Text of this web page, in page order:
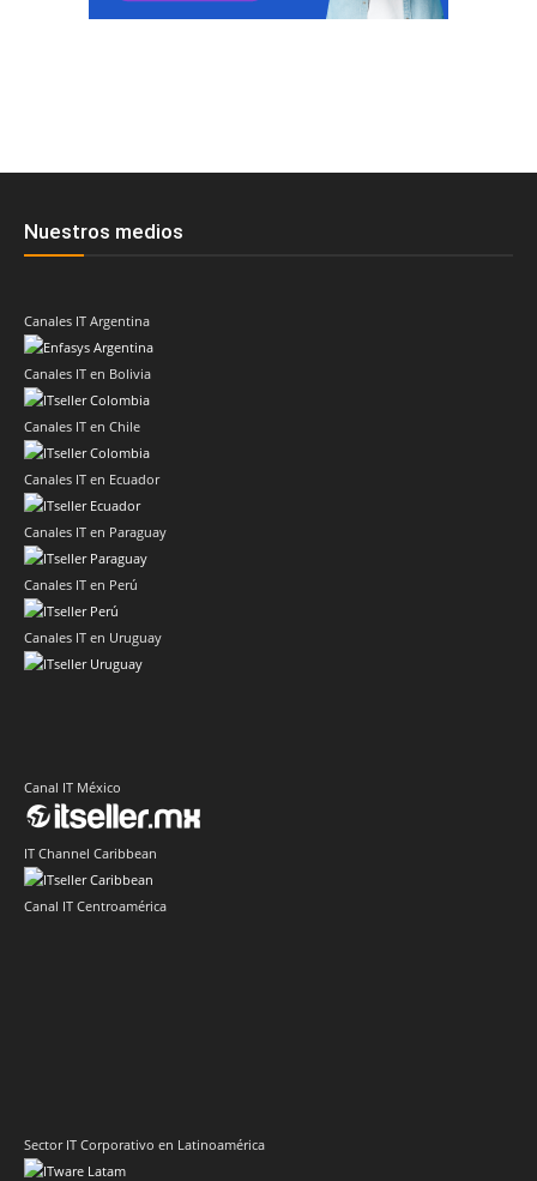
Nuestros medios
Canales IT Argentina
Canales IT en Bolivia
Canales IT en Chile
Canales IT en Ecuador
Canales IT en Paraguay
Canales IT en Perú
Canales IT en Uruguay
Canal IT México
IT Channel Caribbean
Canal IT Centroamérica
Sector IT Corporativo en Latinoamérica